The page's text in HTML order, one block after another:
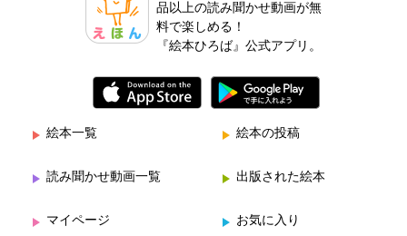
品以上の読み聞かせ動画が無
料で楽しめる！
『絵本ひろば』公式アプリ。
絵本一覧 絵本の投稿
読み聞かせ動画一覧 出版された絵本
マイページ お気に入り